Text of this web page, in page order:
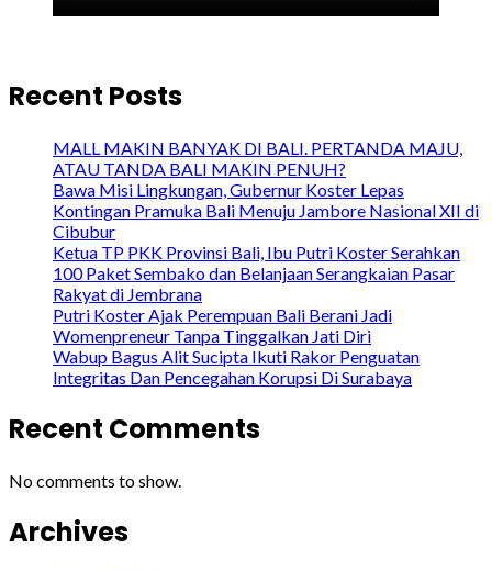
Recent Posts
MALL MAKIN BANYAK DI BALI. PERTANDA MAJU,
ATAU TANDA BALI MAKIN PENUH?
Bawa Misi Lingkungan, Gubernur Koster Lepas
Kontingan Pramuka Bali Menuju Jambore Nasional XII di
Cibubur
Ketua TP PKK Provinsi Bali, Ibu Putri Koster Serahkan
100 Paket Sembako dan Belanjaan Serangkaian Pasar
Rakyat di Jembrana
Putri Koster Ajak Perempuan Bali Berani Jadi
Womenpreneur Tanpa Tinggalkan Jati Diri
Wabup Bagus Alit Sucipta Ikuti Rakor Penguatan
Integritas Dan Pencegahan Korupsi Di Surabaya
Recent Comments
No comments to show.
Archives